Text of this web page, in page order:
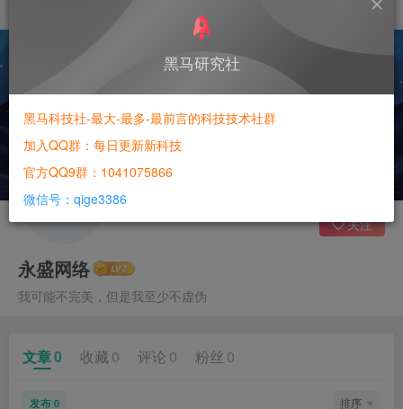
永盛网络
我可能不完美，但是我至少不虚伪
关注
文章0 收藏 0 评论 0 粉丝 0
发布 0 排序
黑马研究社
黑马科技社-最大-最多-最前言的科技技术社群
加入QQ群：每日更新新科技
官方QQ9群：1041075866
微信号：qige3386